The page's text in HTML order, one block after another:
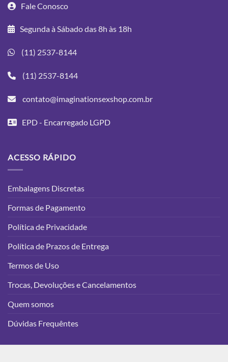
Fale Conosco
Segunda à Sábado das 8h às 18h
(11) 2537-8144
(11) 2537-8144
contato@imaginationsexshop.com.br
EPD - Encarregado LGPD
ACESSO RÁPIDO
Embalagens Discretas
Formas de Pagamento
Política de Privacidade
Política de Prazos de Entrega
Termos de Uso
Trocas, Devoluções e Cancelamentos
Quem somos
Dúvidas Frequêntes